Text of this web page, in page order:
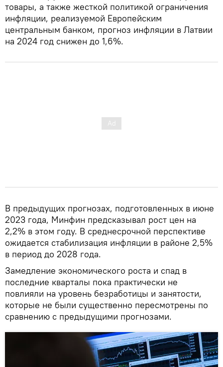
товары, а также жесткой политикой ограничения
инфляции, реализуемой Европейским
центральным банком, прогноз инфляции в Латвии
на 2024 год снижен до 1,6%.
В предыдущих прогнозах, подготовленных в июне
2023 года, Минфин предсказывал рост цен на
2,2% в этом году. В среднесрочной перспективе
ожидается стабилизация инфляции в районе 2,5%
в период до 2028 года.
Замедление экономического роста и спад в
последние кварталы пока практически не
повлияли на уровень безработицы и занятости,
которые не были существенно пересмотрены по
сравнению с предыдущими прогнозами.